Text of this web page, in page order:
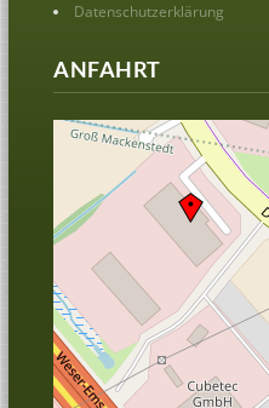
Datenschutzerklärung
ANFAHRT